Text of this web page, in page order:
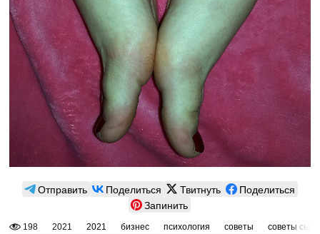
Отправить Поделиться Твитнуть
Поделиться
Запинить
198 2021 2021 бизнес психология советы советы сыну